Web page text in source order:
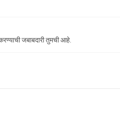
जबाबदारी तुमची आहे.